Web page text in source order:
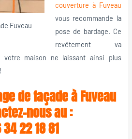
Fuveau
couverture à Fuveau
vous recommande la
pose de bardage. Ce
revêtement va
maison ne laissant ainsi plus
de façade à Fuveau
nous au :
22 18 81